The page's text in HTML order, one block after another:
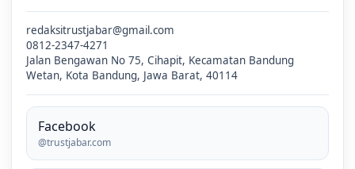
redaksitrustjabar@gmail.com
0812-2347-4271
Jalan Bengawan No 75, Cihapit, Kecamatan Bandung
Wetan, Kota Bandung, Jawa Barat, 40114
Facebook
@trustjabar.com